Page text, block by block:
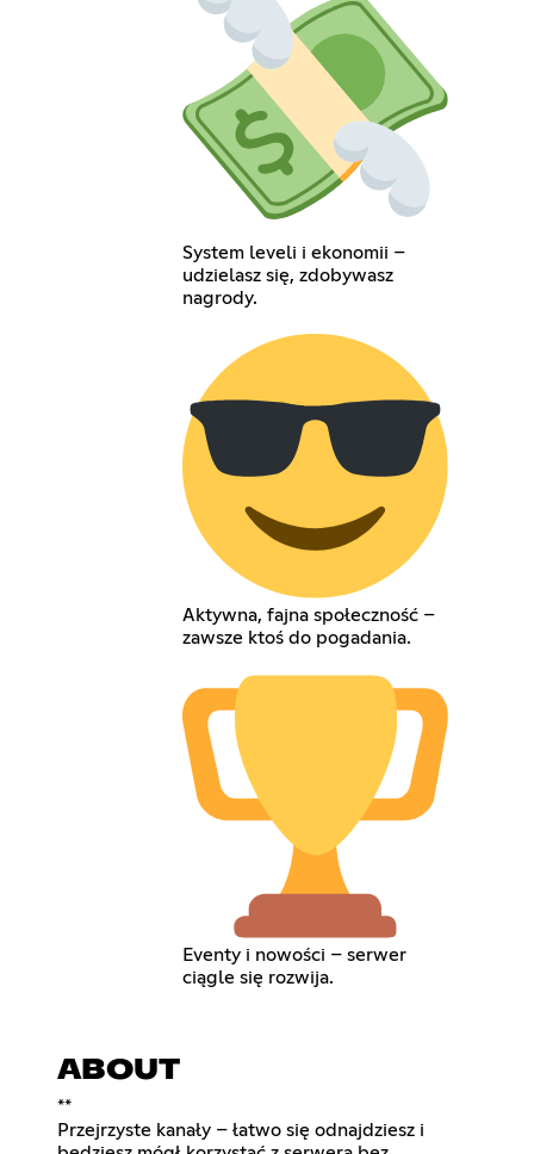
System leveli i ekonomii –
udzielasz się, zdobywasz
nagrody.
Aktywna, fajna społeczność –
zawsze ktoś do pogadania.
Eventy i nowości – serwer
ciągle się rozwija.
ABOUT
**
Przejrzyste kanały – łatwo się odnajdziesz i